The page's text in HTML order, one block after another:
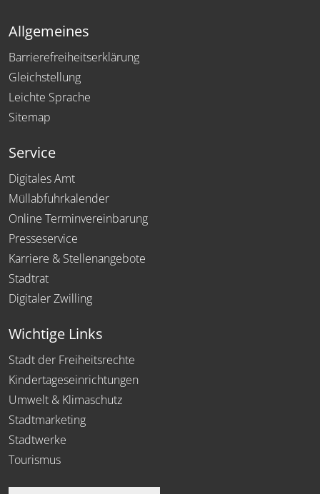
Allgemeines
Barrierefreiheitserklärung
Gleichstellung
Leichte Sprache
Sitemap
Service
Digitales Amt
Müllabfuhrkalender
Online Terminvereinbarung
Presseservice
Karriere & Stellenangebote
Stadtrat
Digitaler Zwilling
Wichtige Links
Stadt der Freiheitsrechte
Kindertageseinrichtungen
Umwelt & Klimaschutz
Stadtmarketing
Stadtwerke
Tourismus